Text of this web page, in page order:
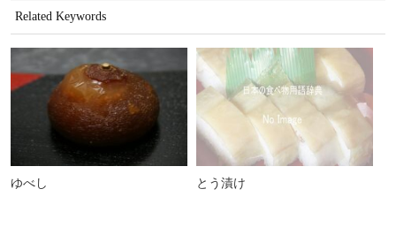
Related Keywords
ゆべし とう漬け